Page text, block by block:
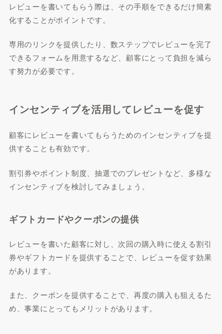
レビューを書いてもらう際は、その手順をできるだけ簡素
化することがポイントです。
専用のリンクを提供したり、数ステップでレビューを完了
できるフォームを用意するなど、顧客にとって負担を減ら
す努力が必要です。
インセンティブを活用してレビューを促す
顧客にレビューを書いてもらうためのインセンティブを提
供することも有効です。
割引券やポイント制度、抽選でのプレゼントなど、多様な
インセンティブを検討してみましょう。
ギフトカードやクーポンの提供
レビューを書いた顧客に対し、次回の購入時に使える割引
券やギフトカードを提供することで、レビューを促す効果
があります。
また、クーポンを提供することで、再度の購入も狙えるた
め、事業にとってもメリットがあります。